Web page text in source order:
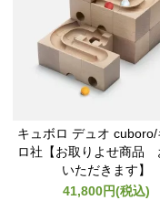
キュボロ デュオ cuboro/
ロ社【お取りよせ商品
いただきます】
41,800円(税込)